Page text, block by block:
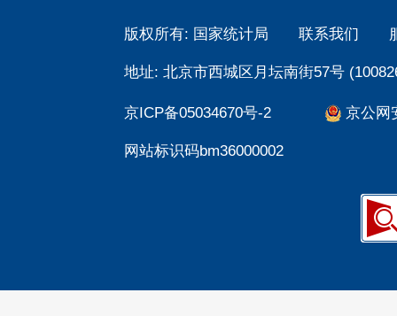
版权所有: 国家统计局 联系我们
地址: 北京市西城区月坛南街57号
京ICP备05034670号-2 京公网
网站标识码bm36000002